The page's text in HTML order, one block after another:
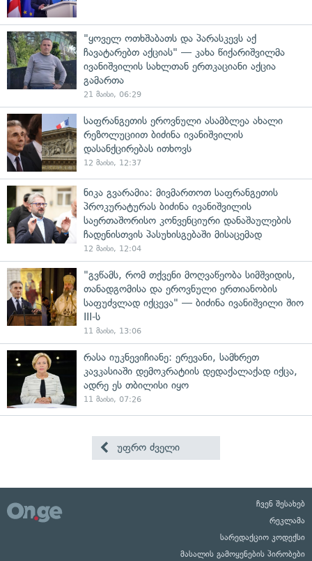
"ყოველ ოთხშაბათს და პარასკევს აქ
ჩავატარებთ აქციას" — კახა წიქარიშვილმა
ივანიშვილის სახლთან ერთკაციანი აქცია
გამართა
21 მაისი, 06:29
საფრანგეთის ეროვნული ასამბლეა ახალი
რეზოლუციით ბიძინა ივანიშვილის
დასანქცირებას ითხოვს
12 მაისი, 12:37
ნიკა გვარამია: მივმართოთ საფრანგეთის
პროკურატურას ბიძინა ივანიშვილის
საერთაშორისო კონვენციური დანაშაულების
ჩადენისთვის პასუხისგებაში მისაცემად
12 მაისი, 12:04
"გვწამს, რომ თქვენი მოღვაწეობა სიმშვიდის,
თანადგომისა და ეროვნული ერთიანობის
საფუძვლად იქცევა" — ბიძინა ივანიშვილი შიო
III-ს
11 მაისი, 13:06
რასა იუკნევიჩიანე: ერევანი, სამხრეთ
კავკასიაში დემოკრატიის დედაქალაქად იქცა,
ადრე ეს თბილისი იყო
11 მაისი, 07:26
უფრო ძველი
ჩვენ შესახებ
რეკლამა
სარედაქციო კოდექსი
მასალის გამოყენების პირობები